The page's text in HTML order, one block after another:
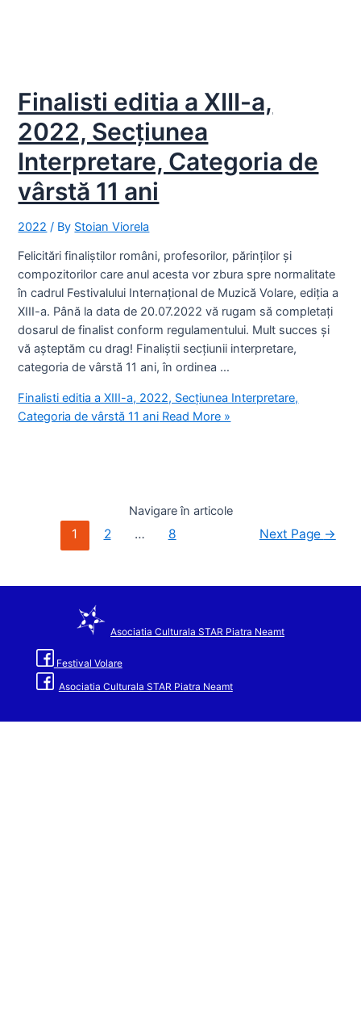
Finalisti editia a XIII-a,
2022, Secțiunea
Interpretare, Categoria de
vârstă 11 ani
2022 / By Stoian Viorela
Felicitări finaliștilor români, profesorilor, părinților și
compozitorilor care anul acesta vor zbura spre normalitate
în cadrul Festivalului Internațional de Muzică Volare, ediția a
XIII-a. Până la data de 20.07.2022 vă rugam să completați
dosarul de finalist conform regulamentului. Mult succes și
vă așteptăm cu drag! Finaliștii secțiunii interpretare,
categoria de vârstă 11 ani, în ordinea …
Finalisti editia a XIII-a, 2022, Secțiunea Interpretare,
Categoria de vârstă 11 ani Read More »
Navigare în articole
1 2 … 8 Next Page →
Asociatia Culturala STAR Piatra Neamt
Festival Volare
Asociatia Culturala STAR Piatra Neamt